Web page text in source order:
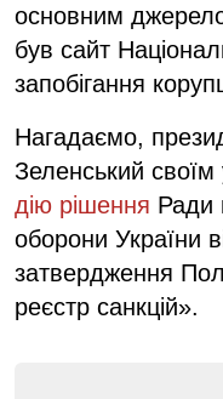
основним
був сайт
запобігання
Нагадаємо,
Зеленський
дію рішення Ради
оборони України
затвердження
реєстр санкцій».